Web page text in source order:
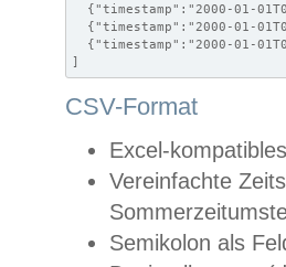
{"timestamp":"2000-01-
{"timestamp":"2000-01-
{"timestamp":"2000-01-
]
CSV-Format
Excel-
Vereinfachte
Semikolon als